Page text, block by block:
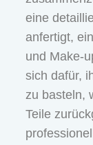
eine
anfertigt,
und Make-
sich dafür,
zu basteln,
Teile